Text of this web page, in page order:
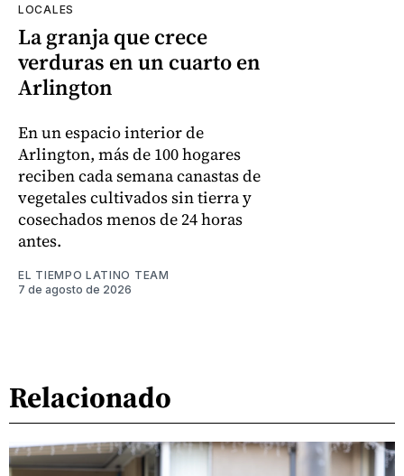
LOCALES
La granja que crece
verduras en un cuarto en
Arlington
En un espacio interior de
Arlington, más de 100 hogares
reciben cada semana canastas de
vegetales cultivados sin tierra y
cosechados menos de 24 horas
antes.
EL TIEMPO LATINO TEAM
7 de agosto de 2026
Relacionado